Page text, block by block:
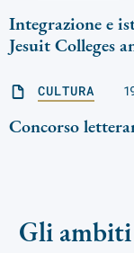
Integrazione e
Jesuit Colleges
CULTURA
Concorso
Gli